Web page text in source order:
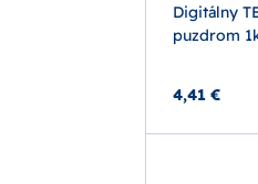
Digitálny
puzdrom
4,41 €